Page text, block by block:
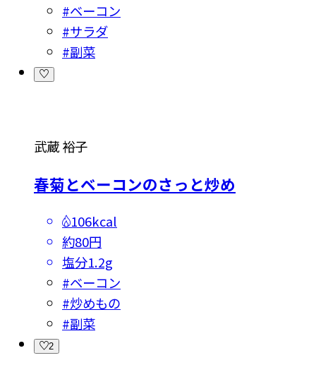
#ベーコン
#サラダ
#副菜
武蔵 裕子
春菊とベーコンのさっと炒め
106kcal
約80円
塩分1.2g
#ベーコン
#炒めもの
#副菜
2